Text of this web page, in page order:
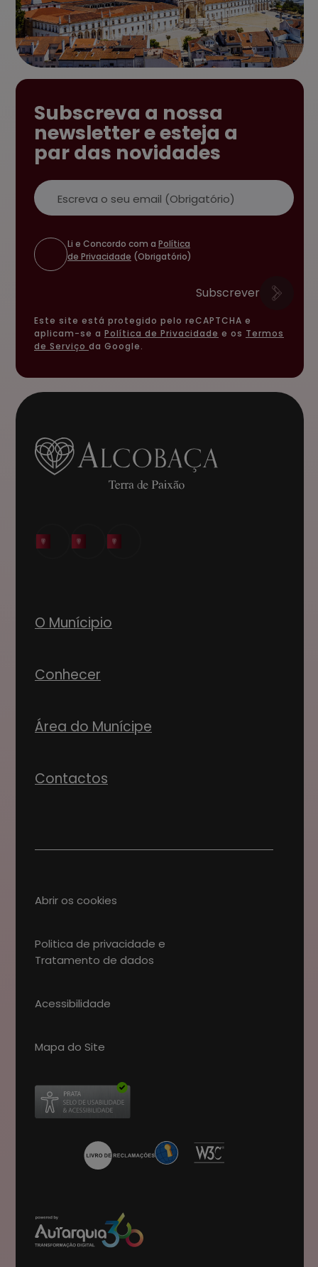
Subscreva a nossa
newsletter e esteja a
par das novidades
Email
Li e Concordo com a Política
de Privacidade (Obrigatório)
Subscrever
Este site está protegido pelo reCAPTCHA e
aplicam-se a Política de Privacidade e os Termos
de Serviço da Google.
O Munícipio
Conhecer
Área do Munícipe
Contactos
Abrir os cookies
Politica de privacidade e
Tratamento de dados
Acessibilidade
Mapa do Site
Abre num novo separador